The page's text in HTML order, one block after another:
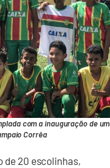
com a inauguração de
Corrêa
de 20 escolinhas,